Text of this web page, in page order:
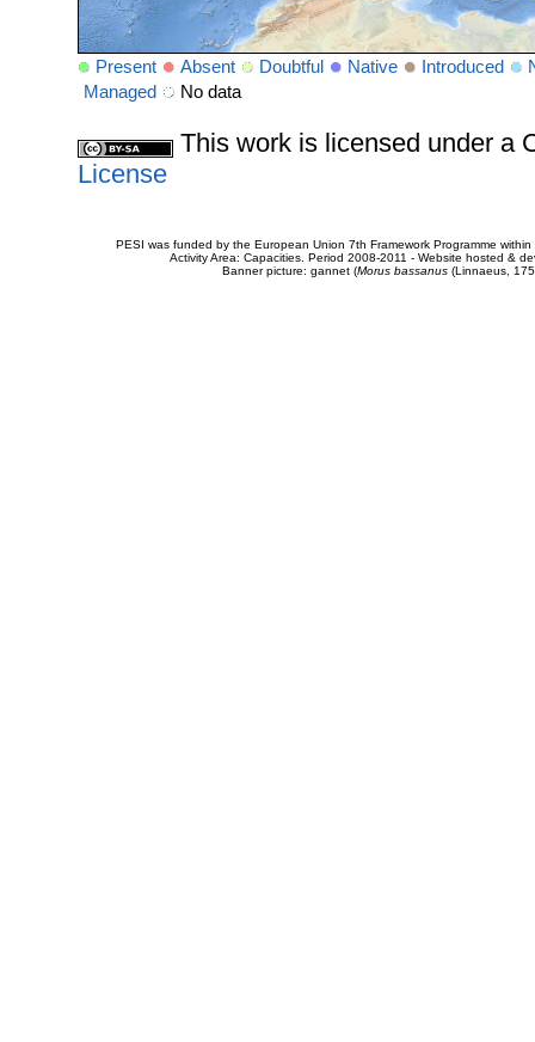
Present Absent Doubtful Native Introduced
Managed
No data
This work is licensed under a
License
PESI was funded by the European Union 7th Framework Programme
Activity Area: Capacities. Period 2008-2011 - Website hosted &
Banner picture: gannet (Morus bassanus(Linnaeus,